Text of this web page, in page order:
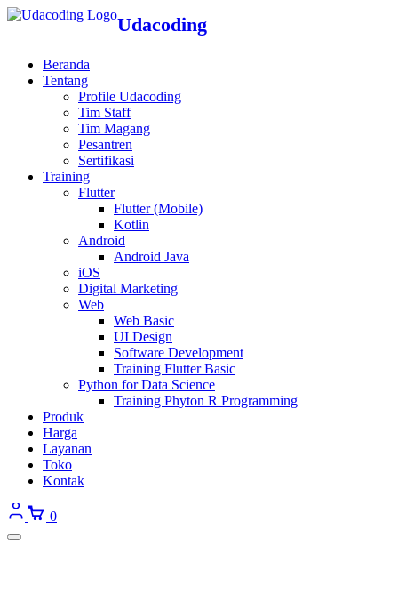
Udacoding
Beranda
Tentang
Profile Udacoding
Tim Staff
Tim Magang
Pesantren
Sertifikasi
Training
Flutter
Flutter (Mobile)
Kotlin
Android
Android Java
iOS
Digital Marketing
Web
Web Basic
UI Design
Software Development
Training Flutter Basic
Python for Data Science
Training Phyton R Programming
Produk
Harga
Layanan
Toko
Kontak
0